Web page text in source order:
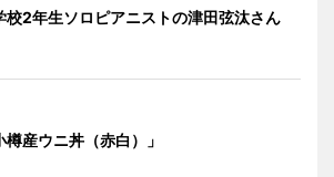
校2年生ソロピアニストの津田弦汰さん
樽産ウニ丼（赤白）」